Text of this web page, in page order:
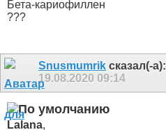
Бета-кариофиллен
???
Snusmumrik сказал(-а):
19.08.2020 09:14
Lalana,